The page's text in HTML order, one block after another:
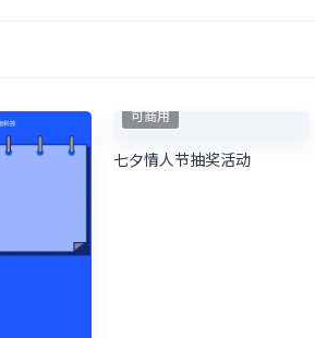
可商用
七夕情人节抽奖活动